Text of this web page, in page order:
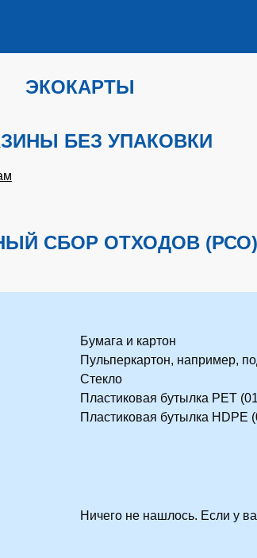
ЭКОКАРТЫ
БЕЗ УПАКОВКИ
СБОР ОТХОДОВ (РСО)
Бумага и картон
Пульперкартон, например,
Стекло
Пластиковая бутылка PET
Пластиковая бутылка HDPE
Ничего не нашлось. Если у